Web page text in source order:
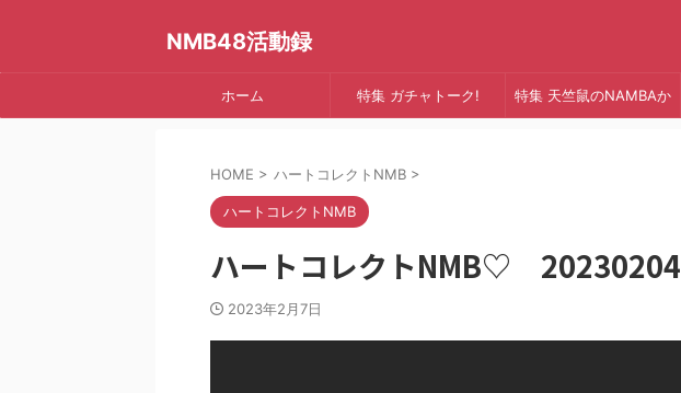
NMB48活動録
ホーム 特集 ガチャトーク! 特集 天竺鼠のNAMBAか
HOME > ハートコレクトNMB >
ハートコレクトNMB
ハートコレクトNMB♡ 20230204
2023年2月7日